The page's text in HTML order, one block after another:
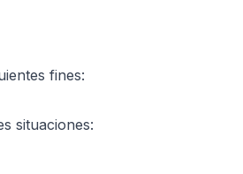
fines:
situaciones: